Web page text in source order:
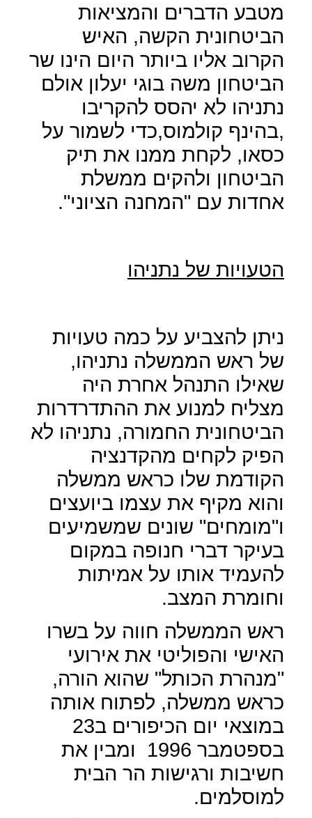
מטבע הדברים והמציאות
הביטחונית הקשה, האיש
הקרוב אליו ביותר היום הינו שר
הביטחון משה בוגי יעלון אולם
נתניהו לא יהסס להקריבו
,בהינף קולמוס,כדי לשמור על
כסאו, לקחת ממנו את תיק
הביטחון ולהקים ממשלת
אחדות עם "המחנה הציוני".
הטעויות של נתניהו
ניתן להצביע על כמה טעויות
של ראש הממשלה נתניהו,
שאילו התנהל אחרת היה
מצליח למנוע את ההתדרדרות
הביטחונית החמורה, נתניהו לא
הפיק לקחים מהקדנציה
הקודמת שלו כראש ממשלה
והוא מקיף את עצמו ביועצים
ו"מומחים" שונים שמשמיעים
בעיקר דברי חנופה במקום
להעמיד אותו על אמיתות
וחומרת המצב.
ראש הממשלה חווה על בשרו
האישי והפוליטי את אירועי
"מנהרת הכותל" שהוא הורה,
כראש ממשלה, לפתוח אותה
במוצאי יום הכיפורים ב23
בספטמבר 1996
ומבין את
חשיבות ורגישות הר הבית
למוסלמים.